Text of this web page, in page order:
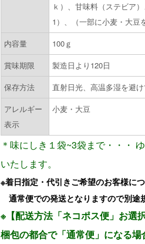
ｋ）、甘味料（ステビア
1）、（一部に小麦・大豆
内容量
100ｇ
賞味期限
製造日より120日
保存方法
直射日光、高温多湿を避
アレルギー
表示
小麦・大豆
＊味にしき１袋~3袋まで・・・
いたします。
※着日指定・代引きご希望のお客様に
通常便での発送となりますので別途
※【配送方法「ネコポス便」お選
梱包の都合で「通常便」になる